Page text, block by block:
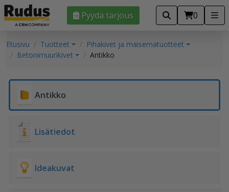
Pyydä tarjous 0
Etusivu Tuotteet
Pihakivet ja maisematuotteet
Betonimuurikivet
Antikko
Antikko
Lisätiedot
Ideakuvat